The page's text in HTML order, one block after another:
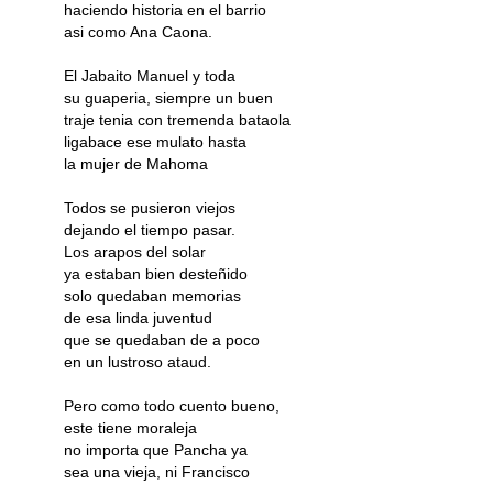
haciendo historia en el barrio
asi como Ana Caona.
El Jabaito Manuel y toda
su guaperia, siempre un buen
traje tenia con tremenda bataola
ligabace ese mulato hasta
la mujer de Mahoma
Todos se pusieron viejos
dejando el tiempo pasar.
Los arapos del solar
ya estaban bien desteñido
solo quedaban memorias
de esa linda juventud
que se quedaban de a poco
en un lustroso ataud.
Pero como todo cuento bueno,
este tiene moraleja
no importa que Pancha ya
sea una vieja, ni Francisco